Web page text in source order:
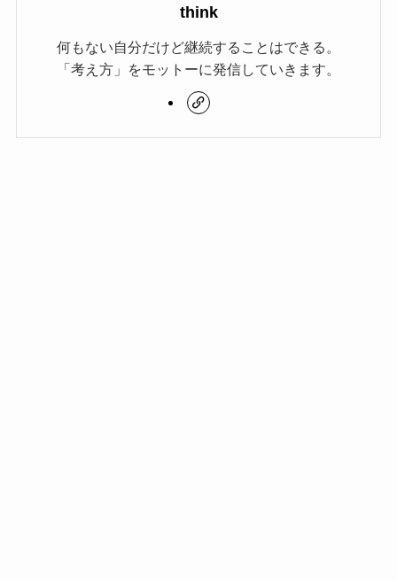
think
何もない自分だけど継続することはできる。
「考え方」をモットーに発信していきます。